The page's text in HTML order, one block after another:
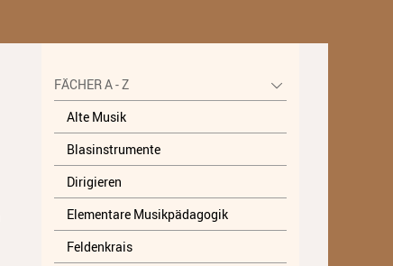
Alte Musik
Blasinstrumente
Dirigieren
Elementare Musikpädagogik
Feldenkrais
FÄCHER A - Z
Alte Musik
Blasinstrumente
Dirigieren
Elementare Musikpädagogik
Feldenkrais